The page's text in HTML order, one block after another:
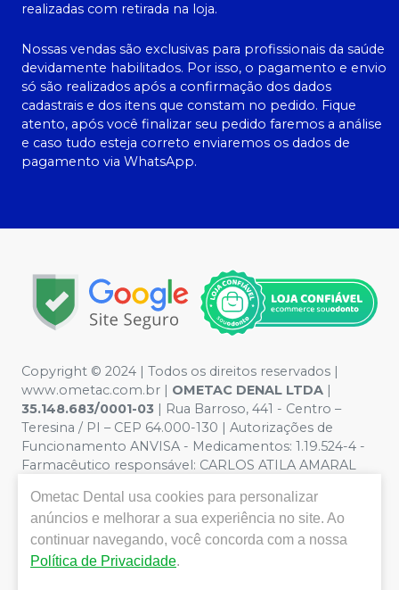
realizadas com retirada na loja.
Nossas vendas são exclusivas para profissionais da saúde
devidamente habilitados. Por isso, o pagamento e envio
só são realizados após a confirmação dos dados
cadastrais e dos itens que constam no pedido. Fique
atento, após você finalizar seu pedido faremos a análise
e caso tudo esteja correto enviaremos os dados de
pagamento via WhatsApp.
Copyright © 2024 | Todos os direitos reservados |
www.ometac.com.br | OMETAC DENAL LTDA |
35.148.683/0001-03 | Rua Barroso, 441 - Centro –
Teresina / PI – CEP 64.000-130 | Autorizações de
Funcionamento ANVISA - Medicamentos: 1.19.524-4 -
Farmacêutico responsável: CARLOS ATILA AMARAL
Segurança - Fotos meramente ilustrativas - Os preços e
condições da loja virtual estão sujeitos a alterações. Em
caso de divergência de preços no site, o valor válido é o
do Carrinho de Compra. Não vendemos por atacado
Ometac Dental usa cookies para personalizar
anúncios e melhorar a sua experiência no site. Ao
continuar navegando, você concorda com a nossa
Política de Privacidade.